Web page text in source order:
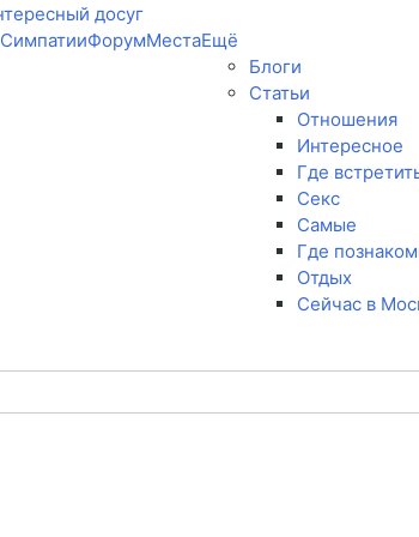
СимпатииФорумМестаЕщё
Блоги
Статьи
Отношения
Интересное
Где
Секс
Самые
Где
Отдых
Сейчас в